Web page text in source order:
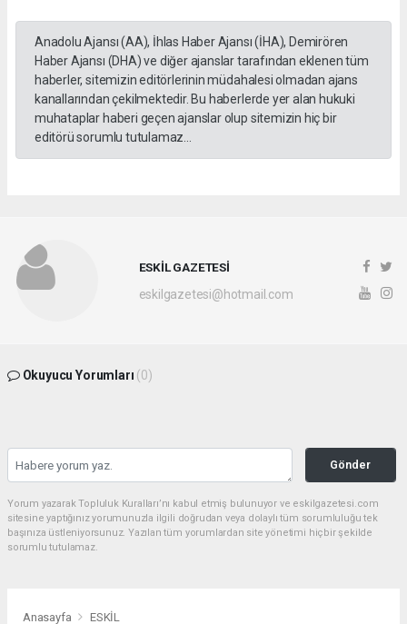
Anadolu Ajansı (AA), İhlas Haber Ajansı (İHA), Demirören
Haber Ajansı (DHA) ve diğer ajanslar tarafından eklenen tüm
haberler, sitemizin editörlerinin müdahalesi olmadan ajans
kanallarından çekilmektedir. Bu haberlerde yer alan hukuki
muhataplar haberi geçen ajanslar olup sitemizin hiç bir
editörü sorumlu tutulamaz...
ESKİL GAZETESİ
eskilgazetesi@hotmail.com
Okuyucu Yorumları (0)
Gönder
Yorum yazarak Topluluk Kuralları’nı kabul etmiş bulunuyor ve eskilgazetesi.com
sitesine yaptığınız yorumunuzla ilgili doğrudan veya dolaylı tüm sorumluluğu tek
başınıza üstleniyorsunuz. Yazılan tüm yorumlardan site yönetimi hiçbir şekilde
sorumlu tutulamaz.
Anasayfa ESKİL